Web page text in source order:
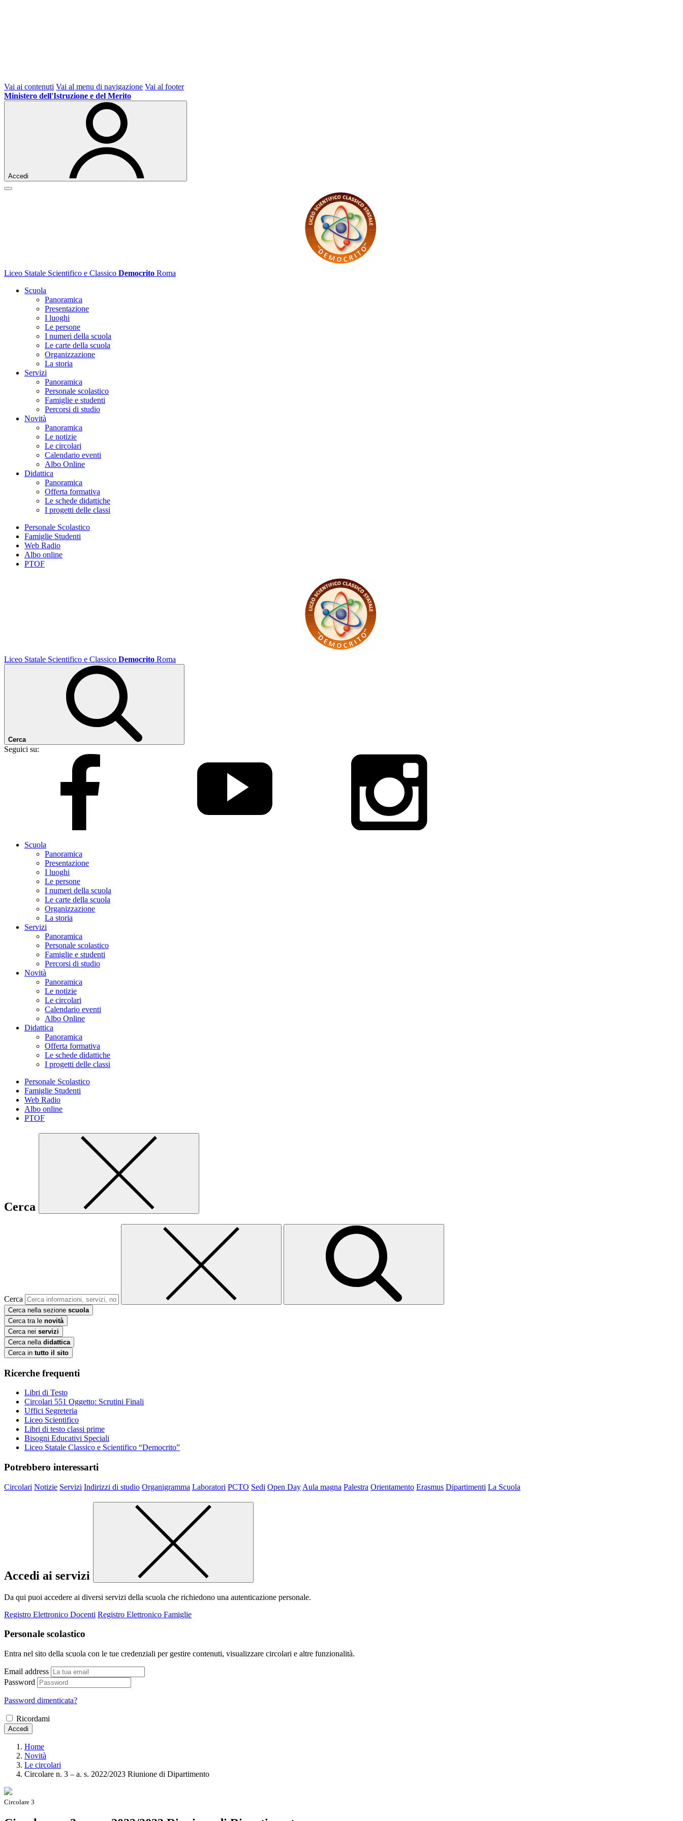
Vai ai contenuti Vai al menu di navigazione Vai al footer
Ministero dell'Istruzione e del Merito
Accedi
Liceo Statale Scientifico e Classico Democrito Roma
Scuola
Panoramica
Presentazione
I luoghi
Le persone
I numeri della scuola
Le carte della scuola
Organizzazione
La storia
Servizi
Panoramica
Personale scolastico
Famiglie e studenti
Percorsi di studio
Novità
Panoramica
Le notizie
Le circolari
Calendario eventi
Albo Online
Didattica
Panoramica
Offerta formativa
Le schede didattiche
I progetti delle classi
Personale Scolastico
Famiglie Studenti
Web Radio
Albo online
PTOF
Liceo Statale Scientifico e Classico Democrito Roma
Cerca
Seguici su:
Scuola
Panoramica
Presentazione
I luoghi
Le persone
I numeri della scuola
Le carte della scuola
Organizzazione
La storia
Servizi
Panoramica
Personale scolastico
Famiglie e studenti
Percorsi di studio
Novità
Panoramica
Le notizie
Le circolari
Calendario eventi
Albo Online
Didattica
Panoramica
Offerta formativa
Le schede didattiche
I progetti delle classi
Personale Scolastico
Famiglie Studenti
Web Radio
Albo online
PTOF
Cerca
Cerca
Cerca nella sezione scuola
Cerca tra le novità
Cerca nei servizi
Cerca nella didattica
Cerca in tutto il sito
Ricerche frequenti
Libri di Testo
Circolari 551 Oggetto: Scrutini Finali
Uffici Segreteria
Liceo Scientifico
Libri di testo classi prime
Bisogni Educativi Speciali
Liceo Statale Classico e Scientifico “Democrito”
Potrebbero interessarti
Circolari Notizie Servizi Indirizzi di studio Organigramma Laboratori PCTO Sedi Open Day Aula magna Palestra Orientamento Erasmus Dipartimenti La Scuola
Accedi ai servizi
Da qui puoi accedere ai diversi servizi della scuola che richiedono una autenticazione personale.
Registro Elettronico Docenti Registro Elettronico Famiglie
Personale scolastico
Entra nel sito della scuola con le tue credenziali per gestire contenuti, visualizzare circolari e altre funzionalità.
Email address
Password
Password dimenticata?
Ricordami
Accedi
Home
Novità
Le circolari
Circolare n. 3 – a. s. 2022/2023 Riunione di Dipartimento
Circolare 3